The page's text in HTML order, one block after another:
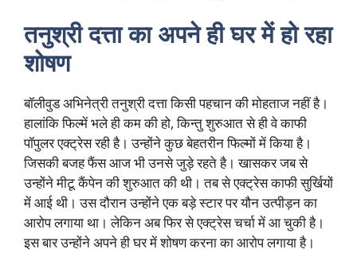
तनुश्री दत्ता का अपने ही घर में हो रहा
शोषण
बॉलीवुड अभिनेत्री तनुश्री दत्ता किसी पहचान की मोहताज नहीं है।
हालांकि फिल्में भले ही कम की हो, किन्तु शुरुआत से ही वे काफी
पॉपुलर एक्ट्रेस रही है। उन्होंने कुछ बेहतरीन फिल्मों में किया है।
जिसकी बजह फैंस आज भी उनसे जुड़े रहते है। खासकर जब से
उन्होंने मीटू कैंपेन की शुरुआत की थी। तब से एक्ट्रेस काफी सुर्खियों
में आई थी। उस दौरान उन्होंने एक बड़े स्टार पर यौन उत्पीड़न का
आरोप लगाया था। लेकिन अब फिर से एक्ट्रेस चर्चा में आ चुकी है।
इस बार उन्होंने अपने ही घर में शोषण करना का आरोप लगाया है।